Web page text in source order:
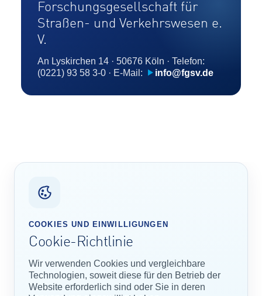
Forschungsgesellschaft für
Straßen- und Verkehrswesen e.
V.
An Lyskirchen 14 · 50676 Köln · Telefon:
(0221) 93 58 3-0 · E-Mail:
info@fgsv.de
COOKIES UND EINWILLIGUNGEN
Cookie-Richtlinie
Wir verwenden Cookies und vergleichbare
Technologien, soweit diese für den Betrieb der
Website erforderlich sind oder Sie in deren